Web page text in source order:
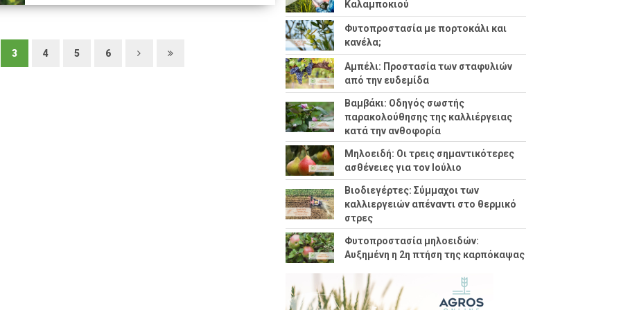
3 4 5 6
Καλαμποκιού
Φυτοπροστασία με πορτοκάλι και
κανέλα;
Αμπέλι: Προστασία των σταφυλιών
από την ευδεμίδα
Βαμβάκι: Οδηγός σωστής
παρακολούθησης της καλλιέργειας
κατά την ανθοφορία
Μηλοειδή: Οι τρεις σημαντικότερες
ασθένειες για τον Ιούλιο
Βιοδιεγέρτες: Σύμμαχοι των
καλλιεργειών απέναντι στο θερμικό
στρες
Φυτοπροστασία μηλοειδών:
Αυξημένη η 2η πτήση της καρπόκαψας